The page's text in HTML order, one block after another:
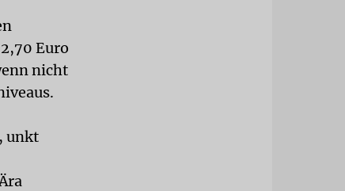
Euro
nicht
unkt